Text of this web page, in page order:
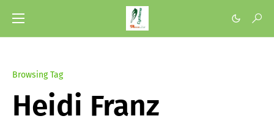
Browsing Tag
Heidi Franz